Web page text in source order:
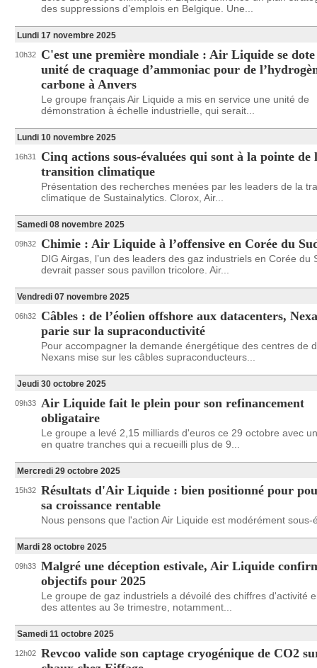
des suppressions d’emplois en Belgique. Une...
Lundi 17 novembre 2025
10h32
C'est une première mondiale : Air Liquide se
unité de craquage d’ammoniac pour de
carbone à Anvers
Le groupe français Air Liquide a mis en service une unité de
démonstration à échelle industrielle, qui serait...
Lundi 10 novembre 2025
16h31
Cinq actions sous-évaluées qui sont à la pointe de
transition climatique
Présentation des recherches menées par les leaders de la
climatique de Sustainalytics. Clorox, Air...
Samedi 08 novembre 2025
09h32 Chimie : Air Liquide à l’offensive en Corée du
DIG Airgas, l’un des leaders des gaz industriels en Corée du
devrait passer sous pavillon tricolore. Air...
Vendredi 07 novembre 2025
06h32
Câbles : de l’éolien offshore aux datacenters,
parie sur la supraconductivité
Pour accompagner la demande énergétique des centres de
Nexans mise sur les câbles supraconducteurs...
Jeudi 30 octobre 2025
09h33 Air Liquide fait le plein pour son refinancement
obligataire
Le groupe a levé 2,15 milliards d'euros ce 29 octobre avec
en quatre tranches qui a recueilli plus de 9...
Mercredi 29 octobre 2025
15h32 Résultats d'Air Liquide : bien positionné pour
sa croissance rentable
Nous pensons que l'action Air Liquide est modérément sous-
Mardi 28 octobre 2025
09h33 Malgré une déception estivale, Air Liquide
objectifs pour 2025
Le groupe de gaz industriels a dévoilé des chiffres d'activité
des attentes au 3e trimestre, notamment...
Samedi 11 octobre 2025
12h02 Revcoo valide son captage cryogénique de CO2